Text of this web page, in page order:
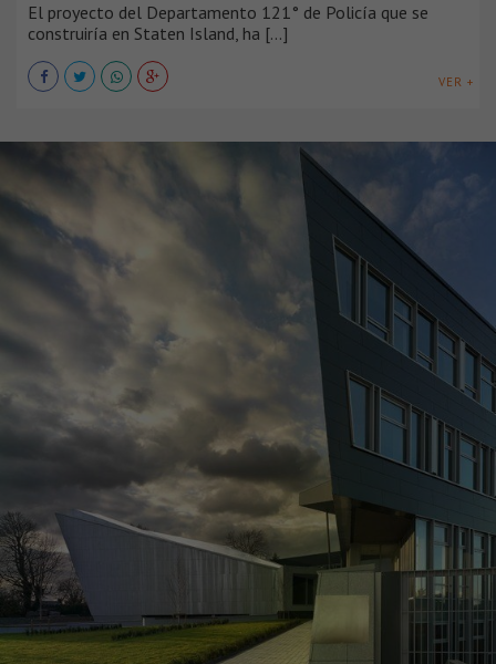
El proyecto del Departamento 121° de Policía que se
construiría en Staten Island, ha [...]
VER +